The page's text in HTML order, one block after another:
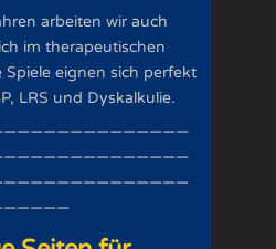
arbeiten wir auch
im therapeutischen
Spiele eignen sich perfekt
LRS und Dyskalkulie.